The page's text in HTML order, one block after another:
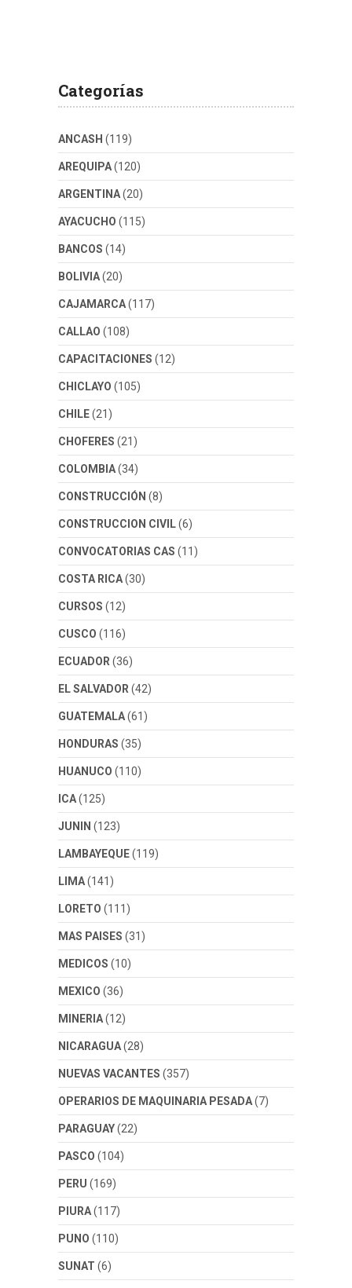
Categorías
ANCASH (119)
AREQUIPA(120)
ARGENTINA(20)
AYACUCHO (115)
BANCOS (14)
BOLIVIA(20)
CAJAMARCA(117)
CALLAO (108)
CAPACITACIONES (12)
CHICLAYO (105)
CHILE(21)
CHOFERES (21)
COLOMBIA(34)
CONSTRUCCIÓN (8)
CONSTRUCCION CIVIL(6)
CONVOCATORIAS CAS (11)
COSTA RICA(30)
CURSOS (12)
CUSCO (116)
ECUADOR(36)
EL SALVADOR(42)
GUATEMALA(61)
HONDURAS (35)
HUANUCO (110)
ICA(125)
JUNIN (123)
LAMBAYEQUE(119)
LIMA(141)
LORETO (111)
MAS PAISES (31)
MEDICOS (10)
MEXICO (36)
MINERIA(12)
NICARAGUA(28)
NUEVAS VACANTES (357)
OPERARIOS DE MAQUINARIA PESADA(7)
PARAGUAY(22)
PASCO (104)
PERU (169)
PIURA(117)
PUNO (110)
SUNAT (6)